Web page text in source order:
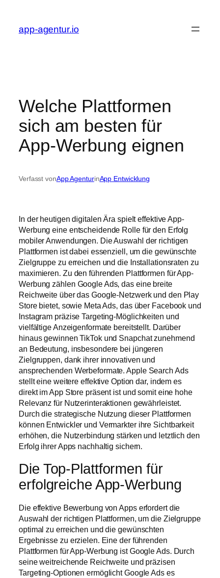
springen
app-agentur.io
Welche Plattformen
sich am besten für
App-Werbung eignen
Verfasst vonApp AgenturinApp Entwicklung
In der heutigen digitalen Ära spielt effektive App-
Werbung eine entscheidende Rolle für den Erfolg
mobiler Anwendungen. Die Auswahl der richtigen
Plattformen ist dabei essenziell, um die gewünschte
Zielgruppe zu erreichen und die Installationsraten zu
maximieren. Zu den führenden Plattformen für App-
Werbung zählen Google Ads, das eine breite
Reichweite über das Google-Netzwerk und den Play
Store bietet, sowie Meta Ads, das über Facebook und
Instagram präzise Targeting-Möglichkeiten und
vielfältige Anzeigenformate bereitstellt. Darüber
hinaus gewinnen TikTok und Snapchat zunehmend
an Bedeutung, insbesondere bei jüngeren
Zielgruppen, dank ihrer innovativen und
ansprechenden Werbeformate. Apple Search Ads
stellt eine weitere effektive Option dar, indem es
direkt im App Store präsent ist und somit eine hohe
Relevanz für Nutzerinteraktionen gewährleistet.
Durch die strategische Nutzung dieser Plattformen
können Entwickler und Vermarkter ihre Sichtbarkeit
erhöhen, die Nutzerbindung stärken und letztlich den
Erfolg ihrer Apps nachhaltig sichern.
Die Top-Plattformen für
erfolgreiche App-Werbung
Die effektive Bewerbung von Apps erfordert die
Auswahl der richtigen Plattformen, um die Zielgruppe
optimal zu erreichen und die gewünschten
Ergebnisse zu erzielen. Eine der führenden
Plattformen für App-Werbung ist Google Ads. Durch
seine weitreichende Reichweite und präzisen
Targeting-Optionen ermöglicht Google Ads es